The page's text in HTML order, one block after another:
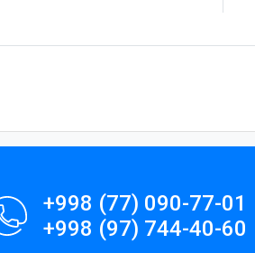
+998 (77) 090-77-01
+998 (97) 744-40-60